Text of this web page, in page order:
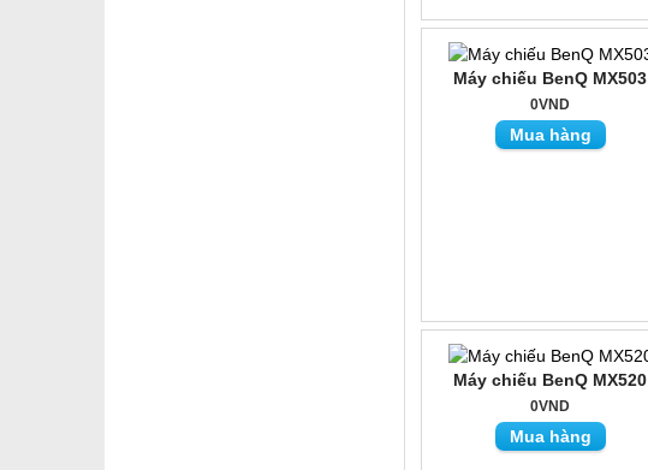
Máy chiếu BenQ MX503
0VND
Mua hàng
Máy chiếu BenQ MX520
0VND
Mua hàng